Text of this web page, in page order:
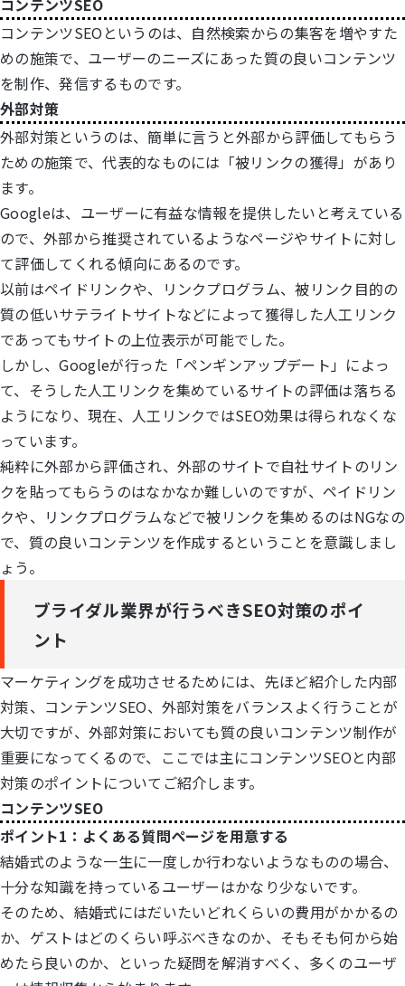
コンテンツSEOというのは、自然検索からの集客を増やすた
めの施策で、ユーザーのニーズにあった質の良いコンテンツ
を制作、発信するものです。
外部対策
外部対策というのは、簡単に言うと外部から評価してもらう
ための施策で、代表的なものには「被リンクの獲得」があり
ます。
Googleは、ユーザーに有益な情報を提供したいと考えている
ので、外部から推奨されているようなページやサイトに対し
て評価してくれる傾向にあるのです。
以前はペイドリンクや、リンクプログラム、被リンク目的の
質の低いサテライトサイトなどによって獲得した人工リンク
であってもサイトの上位表示が可能でした。
しかし、Googleが行った「ペンギンアップデート」によっ
て、そうした人工リンクを集めているサイトの評価は落ちる
ようになり、現在、人工リンクではSEO効果は得られなくな
っています。
純粋に外部から評価され、外部のサイトで自社サイトのリン
クを貼ってもらうのはなかなか難しいのですが、ペイドリン
クや、リンクプログラムなどで被リンクを集めるのはNGなの
で、質の良いコンテンツを作成するということを意識しまし
ょう。
ブライダル業界が行うべきSEO対策のポイ
ント
マーケティングを成功させるためには、先ほど紹介した内部
対策、コンテンツSEO、外部対策をバランスよく行うことが
大切ですが、外部対策においても質の良いコンテンツ制作が
重要になってくるので、ここでは主にコンテンツSEOと内部
対策のポイントについてご紹介します。
コンテンツSEO
ポイント1：よくある質問ページを用意する
結婚式のような一生に一度しか行わないようなものの場合、
十分な知識を持っているユーザーはかなり少ないです。
そのため、結婚式にはだいたいどれくらいの費用がかかるの
か、ゲストはどのくらい呼ぶべきなのか、そもそも何から始
めたら良いのか、といった疑問を解消すべく、多くのユーザ